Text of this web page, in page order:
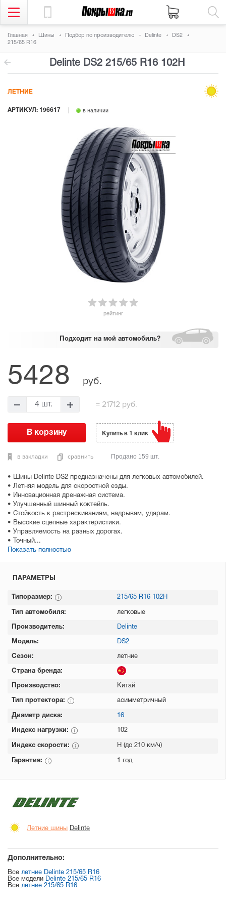
Главная Шины Подбор по производителю Delinte
DS2
215/65 R16
Delinte DS2 215/65 R16 102H
рейтинг
АРТИКУЛ: 196617 в наличии
ЛЕТНИЕ
Подходит на мой автомобиль?
• Шины Delinte DS2 предназначены для легковых автомобилей.
• Летняя модель для скоростной езды.
• Инновационная дренажная система.
• Улучшенный шинный коктейль.
• Стойкость к растрескиваниям, надрывам, ударам.
• Высокие сцепные характеристики.
• Управляемость на разных дорогах.
• Точный...
Показать полностью
5428 руб.
4 шт. = 21712 руб.
в закладки сравнить
Купить в 1 клик
Продано 159 шт.
ПАРАМЕТРЫ
Типоразмер: 215/65 R16 102H
Тип автомобиля: легковые
Производитель: Delinte
Модель: DS2
Сезон: летние
Страна бренда:
Производство: Китай
Тип протектора: асимметричный
Диаметр диска: 16
Индекс нагрузки: 102
Индекс скорости: H (до 210 км/ч)
Гарантия: 1 год
Летние шины Delinte
Дополнительно:
Все летние Delinte 215/65 R16
Все модели Delinte 215/65 R16
Все летние 215/65 R16